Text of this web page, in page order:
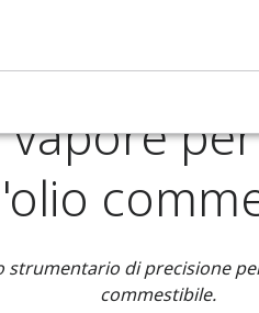
vapore
strumentario di precisione
commestibile.